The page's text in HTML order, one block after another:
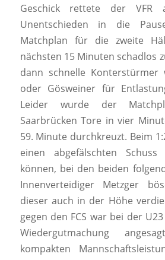
Geschick rettete der VFR
Unentschieden in die
Matchplan für die zweite
nächsten 15 Minuten schadlos
dann schnelle Konterstürmer
oder Gösweiner für
Leider wurde der
Saarbrücken Tore in vier
59. Minute durchkreuzt. Beim
einen abgefälschten
können, bei den beiden
Innenverteidiger Metzger
dieser auch in der Höhe
gegen den FCS war bei der
Wiedergutmachung
kompakten